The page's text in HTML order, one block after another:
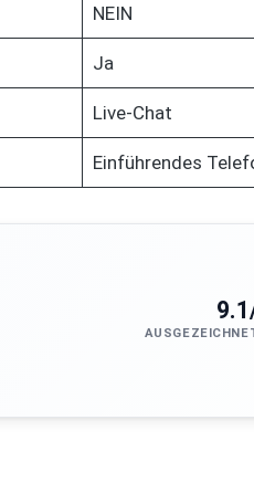
NEIN
Ja
Live-Chat
Einführendes